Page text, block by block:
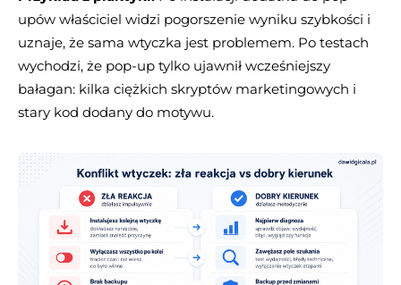
upów właściciel widzi pogorszenie wyniku szybkości i
uznaje, że sama wtyczka jest problemem. Po testach
wychodzi, że pop-up tylko ujawnił wcześniejszy
bałagan: kilka ciężkich skryptów marketingowych i
stary kod dodany do motywu.